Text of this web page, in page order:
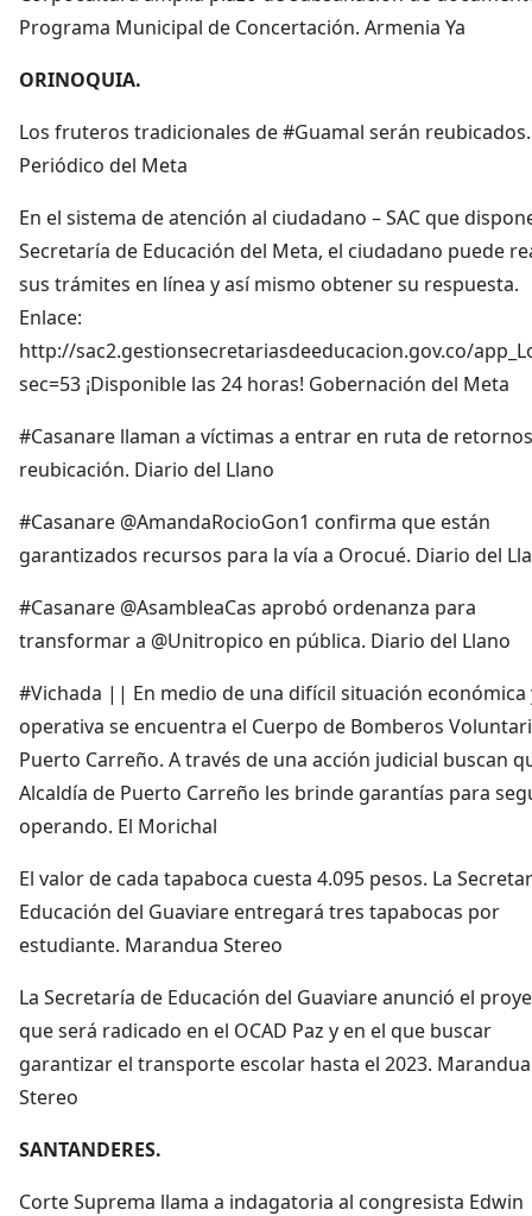
Programa Municipal de Concertación. Armenia Ya
ORINOQUIA.
Los fruteros tradicionales de #Guamal serán reubicados.
Periódico del Meta
En el sistema de atención al ciudadano – SAC que
Secretaría de Educación del Meta, el ciudadano puede
sus trámites en línea y así mismo obtener su respuesta.
Enlace:
http://sac2.gestionsecretariasdeeducacion.gov.co/
sec=53 ¡Disponible las 24 horas! Gobernación del Meta
#Casanare llaman a víctimas a entrar en ruta de
reubicación. Diario del Llano
#Casanare @AmandaRocioGon1 confirma que están
garantizados recursos para la vía a Orocué. Diario del
#Casanare @AsambleaCas aprobó ordenanza para
transformar a @Unitropico en pública. Diario del Llano
#Vichada || En medio de una difícil situación económica
operativa se encuentra el Cuerpo de Bomberos
Puerto Carreño. A través de una acción judicial buscan
Alcaldía de Puerto Carreño les brinde garantías para
operando. El Morichal
El valor de cada tapaboca cuesta 4.095 pesos. La
Educación del Guaviare entregará tres tapabocas por
estudiante. Marandua Stereo
La Secretaría de Educación del Guaviare anunció el
que será radicado en el OCAD Paz y en el que buscar
garantizar el transporte escolar hasta el 2023. Marandua
Stereo
SANTANDERES.
Corte Suprema llama a indagatoria al congresista Edwin